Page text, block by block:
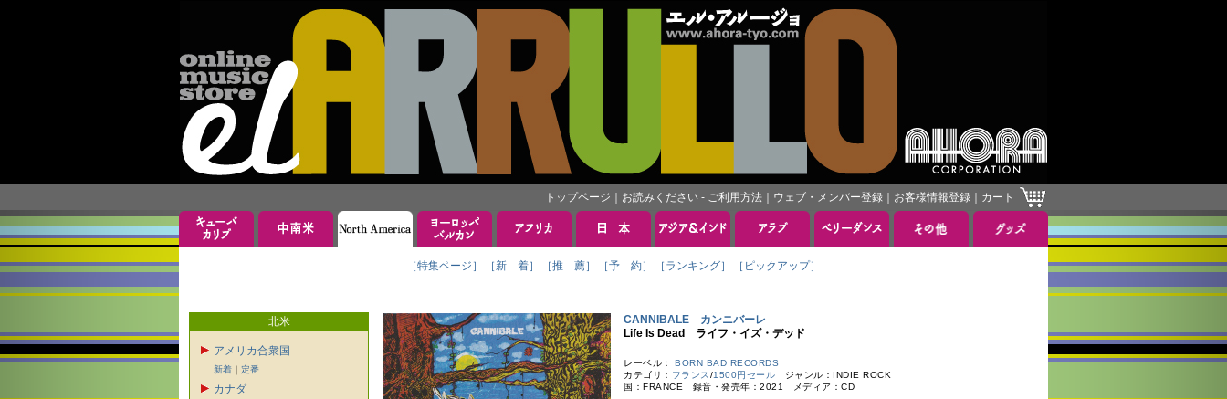
トップページ お読みください - ご利用方法 ウェブ・メンバー登録 お客様情報登録 カート
［特集ページ］ ［新 着］ ［推 薦］ ［予 約］ ［ランキング］ ［ピックアップ］
北米
アメリカ合衆国
新着 ｜ 定番
カナダ
CANNIBALE カンニバーレ
Life Is Dead ライフ・イズ・デッド
レーベル： BORN BAD RECORDS
カテゴリ： フランス /1500円セール ジャンル：INDIE ROCK
国：FRANCE 録音・発売年：2021 メディア：CD